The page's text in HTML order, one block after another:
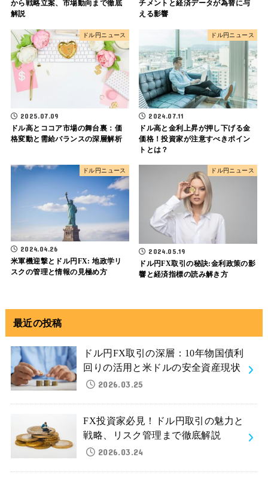
から戦略立案、市場動向まで徹底
解説
チメントと経済データが為替に与
える影響
ドル円ニュース
2025.07.09
ドル高とココア市場の舞台裏：価
格変動と需給バランスの深層解析
ドル円ニュース
2024.07.11
ドル高と金利上昇が押し下げる金
価格！投資家が注意すべきポイン
トとは？
ドル円ニュース
2024.04.26
米軍機迎撃とドル円FX: 地政学リ
スクの管理と情報の見極め方
ドル円ニュース
2024.05.19
ドル円FX取引の秘訣:金利政策の影
響と経済指標の読み解き方
最近の投稿
ドル円FX取引の深層：10年物国債利
回りの活用と米ドルの安全資産現状
2026.03.25
FX投資家必見！ドル円取引の魅力と
戦略、リスク管理まで徹底解説
2026.03.24